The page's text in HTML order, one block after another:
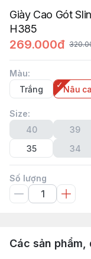
Giày Cao Gót
H385
269.000đ
Màu:
Trắng
Nâu
Size:
40
39
35
34
Số lượng
Các sản